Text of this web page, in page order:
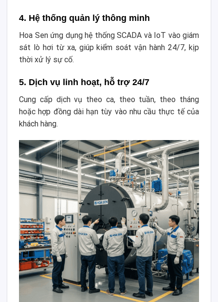
4. Hệ thống quản lý thông minh
Hoa Sen ứng dụng hệ thống SCADA và IoT vào giám
sát lò hơi từ xa, giúp kiểm soát vận hành 24/7, kịp
thời xử lý sự cố.
5. Dịch vụ linh hoạt, hỗ trợ 24/7
Cung cấp dịch vụ theo ca, theo tuần, theo tháng
hoặc hợp đồng dài hạn tùy vào nhu cầu thực tế của
khách hàng.